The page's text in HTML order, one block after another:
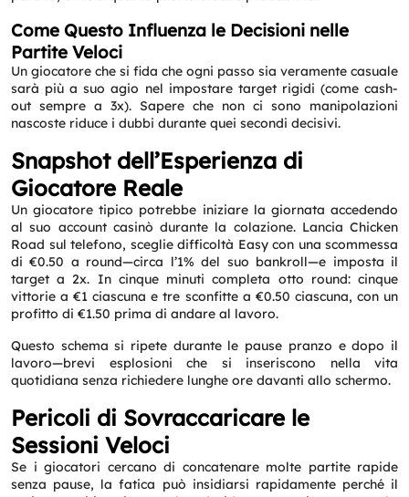
Come Questo Influenza le Decisioni nelle
Partite Veloci
Un giocatore che si fida che ogni passo sia veramente casuale
sarà più a suo agio nel impostare target rigidi (come cash-
out sempre a 3x). Sapere che non ci sono manipolazioni
nascoste riduce i dubbi durante quei secondi decisivi.
Snapshot dell’Esperienza di
Giocatore Reale
Un giocatore tipico potrebbe iniziare la giornata accedendo
al suo account casinò durante la colazione. Lancia Chicken
Road sul telefono, sceglie difficoltà Easy con una scommessa
di €0.50 a round—circa l’1% del suo bankroll—e imposta il
target a 2x. In cinque minuti completa otto round: cinque
vittorie a €1 ciascuna e tre sconfitte a €0.50 ciascuna, con un
profitto di €1.50 prima di andare al lavoro.
Questo schema si ripete durante le pause pranzo e dopo il
lavoro—brevi esplosioni che si inseriscono nella vita
quotidiana senza richiedere lunghe ore davanti allo schermo.
Pericoli di Sovraccaricare le
Sessioni Veloci
Se i giocatori cercano di concatenare molte partite rapide
senza pause, la fatica può insidiarsi rapidamente perché il